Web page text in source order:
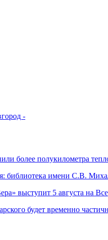
-
более полукилометра
библиотека имени С.В.
выступит 5 августа на
будет временно